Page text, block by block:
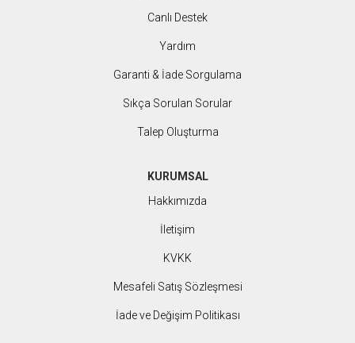
Canlı Destek
Yardım
Garanti & İade Sorgulama
Sıkça Sorulan Sorular
Talep Oluşturma
KURUMSAL
Hakkımızda
İletişim
KVKK
Mesafeli Satış Sözleşmesi
İade ve Değişim Politikası